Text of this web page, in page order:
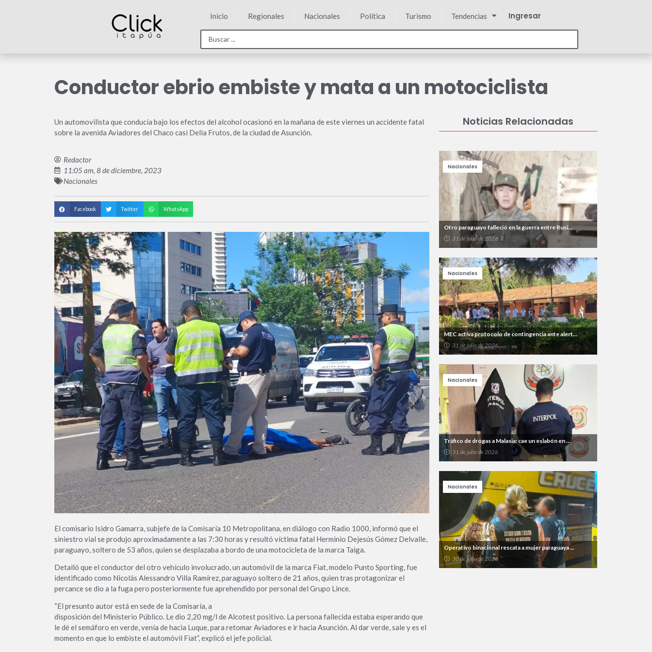
Inicio Regionales Nacionales Política Turismo Tendencias Ingresar
Conductor ebrio embiste y mata a un motociclista
Un automovilista que conducía bajo los efectos del alcohol ocasionó en la mañana de este viernes un accidente fatal
sobre la avenida Aviadores del Chaco casi Delia Frutos, de la ciudad de Asunción.
Redactor
11:05 am, 8 de diciembre, 2023
Nacionales
Facebook Twitter WhatsApp
El comisario Isidro Gamarra, subjefe de la Comisaría 10 Metropolitana, en diálogo con Radio 1000, informó que el
siniestro vial se produjo aproximadamente a las 7:30 horas y resultó víctima fatal Herminio Dejesús Gómez Delvalle,
paraguayo, soltero de 53 años, quien se desplazaba a bordo de una motocicleta de la marca Taiga.
Detalló que el conductor del otro vehículo involucrado, un automóvil de la marca Fiat, modelo Punto Sporting, fue
identificado como Nicolás Alessandro Villa Ramírez, paraguayo soltero de 21 años, quien tras protagonizar el
percance se dio a la fuga pero posteriormente fue aprehendido por personal del Grupo Lince.
“El presunto autor está en sede de la Comisaría, a
disposición del Ministerio Público. Le dio 2,20 mg/l de Alcotest positivo. La persona fallecida estaba esperando que
le dé el semáforo en verde, venía de hacia Luque, para retomar Aviadores e ir hacia Asunción. Al dar verde, sale y es el
momento en que lo embiste el automóvil Fiat”, explicó el jefe policial.
Noticias Relacionadas
Otro paraguayo falleció en la guerra entre Rusi...
31 de julio de 2026
Nacionales
MEC activa protocolo de contingencia ante alert...
31 de julio de 2026
Nacionales
Tráfico de drogas a Malasia: cae un eslabón en ...
31 de julio de 2026
Nacionales
Operativo binacional rescata a mujer paraguaya ...
30 de julio de 2026
Nacionales